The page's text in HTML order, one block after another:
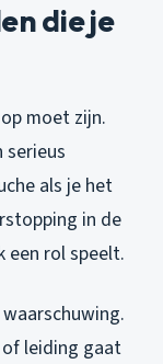
die je
moet zijn.
als je het
in de
een rol speelt.
leiding gaat